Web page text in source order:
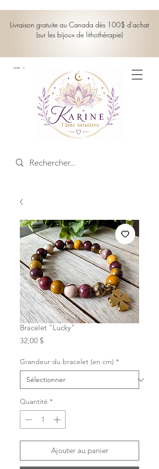
PANIER
Livraison gratuite au Canada dès 100$ d'achat
(sur les bijoux de lithothérapie)
Bracelet "Lucky"
32,00 $
Grandeur du bracelet (en cm) *
Quantité *
Ajouter au panier